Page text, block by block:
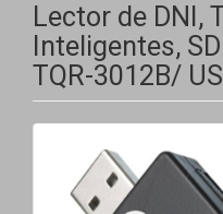
Lector de DNI,
Inteligentes,
TQR-3012B/